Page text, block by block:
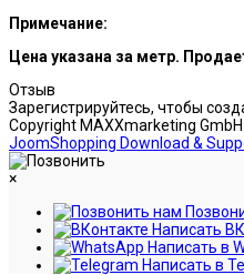
Примечание:
Цена указана за метр.
Отзыв
Зарегистрируйтесь, чтобы
Copyright MAXXmarketing GmbH
JoomShopping Download &
×
Написать
Написать в
Написать в